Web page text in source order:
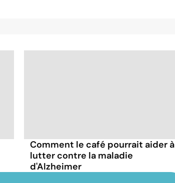
Comment le café pourrait aider à
lutter contre la maladie
d'Alzheimer